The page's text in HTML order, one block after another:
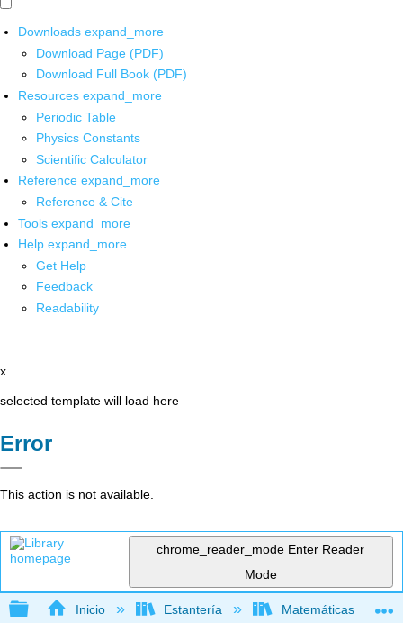
Downloads expand_more
Download Page (PDF)
Download Full Book (PDF)
Resources expand_more
Periodic Table
Physics Constants
Scientific Calculator
Reference expand_more
Reference & Cite
Tools expand_more
Help expand_more
Get Help
Feedback
Readability
x
selected template will load here
Error
This action is not available.
chrome_reader_mode Enter Reader
Mode
Expandir/contraer jerarquía global
Inicio Estantería Matemáticas